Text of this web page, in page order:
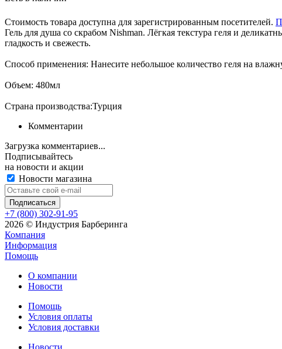
Стоимость товара доступна для зарегистрированным посетителей.
Гель для душа со скрабом Nishman. Лёгкая текстура геля и
гладкость и свежесть.
Способ применения: Нанесите небольшое количество геля на
Объем: 480мл
Страна производства:Турция
Комментарии
Загрузка комментариев...
Подписывайтесь
на новости и акции
Новости магазина
+7 (800) 302-91-95
2026 © Индустрия Барберинга
Компания
Информация
Помощь
О компании
Новости
Помощь
Условия оплаты
Условия доставки
Новости